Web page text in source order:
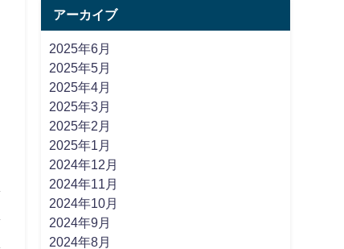
アーカイブ
2025年6月
2025年5月
2025年4月
2025年3月
2025年2月
2025年1月
2024年12月
2024年11月
2024年10月
2024年9月
2024年8月